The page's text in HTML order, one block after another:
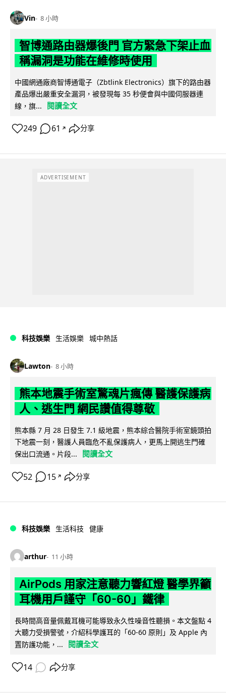
Vin 8 小時
智博通路由器爆後門 官方緊急下架止血
稱漏洞是功能在維修時使用
中國網通廠商智博通電子（Zbtlink Electronics）旗下的路由器
產品爆出嚴重安全漏洞，被發現每 35 秒便會與中國伺服器連
線，旗...
閱讀全文
249 61 ↗ 分享
ADVERTISEMENT
科技娛樂 生活娛樂 城中熱話
Lawton 8 小時
熊本地震手術室驚魂片瘋傳 醫護保護病
人、逃生門 網民讚值得尊敬
熊本縣 7 月 28 日發生 7.1 級地震，熊本綜合醫院手術室鏡頭拍
下地震一刻，醫護人員臨危不亂保護病人，更馬上開逃生門確
保出口流通。片段...
閱讀全文
52 15 ↗ 分享
科技娛樂 生活科技 健康
arthur 11 小時
AirPods 用家注意聽力響紅燈 醫學界籲
耳機用戶謹守「60-60」鐵律
長時間高音量佩戴耳機可能導致永久性噪音性聽損。本文盤點 4
大聽力受損警號，介紹科學護耳的「60-60 原則」及 Apple 內
置防護功能，...
閱讀全文
14 分享